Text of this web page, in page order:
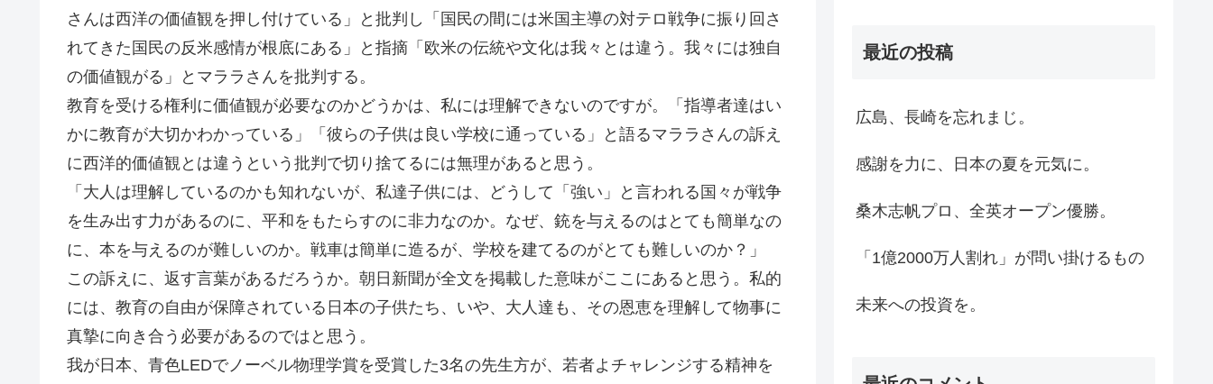
さんは西洋の価値観を押し付けている」と批判し「国民の間には米国主導の対テロ戦争に振り回さ
れてきた国民の反米感情が根底にある」と指摘「欧米の伝統や文化は我々とは違う。我々には独自
の価値観がる」とマララさんを批判する。
教育を受ける権利に価値観が必要なのかどうかは、私には理解できないのですが。「指導者達はい
かに教育が大切かわかっている」「彼らの子供は良い学校に通っている」と語るマララさんの訴え
に西洋的価値観とは違うという批判で切り捨てるには無理があると思う。
「大人は理解しているのかも知れないが、私達子供には、どうして「強い」と言われる国々が戦争
を生み出す力があるのに、平和をもたらすのに非力なのか。なぜ、銃を与えるのはとても簡単なの
に、本を与えるのが難しいのか。戦車は簡単に造るが、学校を建てるのがとても難しいのか？」
この訴えに、返す言葉があるだろうか。朝日新聞が全文を掲載した意味がここにあると思う。私的
には、教育の自由が保障されている日本の子供たち、いや、大人達も、その恩恵を理解して物事に
真摯に向き合う必要があるのではと思う。
我が日本、青色LEDでノーベル物理学賞を受賞した3名の先生方が、若者よチャレンジする精神を
最近の投稿
広島、長崎を忘れまじ。
感謝を力に、日本の夏を元気に。
桑木志帆プロ、全英オープン優勝。
「1億2000万人割れ」が問い掛けるもの
未来への投資を。